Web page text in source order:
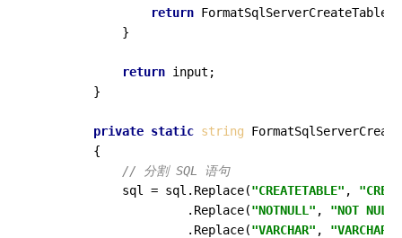
return
            }
return input;
        }
private static string
        {
// 分割 SQL 语句
            sql = sql.Replace(
"CREATETABLE" ,
                     .Replace(
"NOTNULL" , "NOT NULL"
                     .Replace(
"VARCHAR" , "VARCHAR"